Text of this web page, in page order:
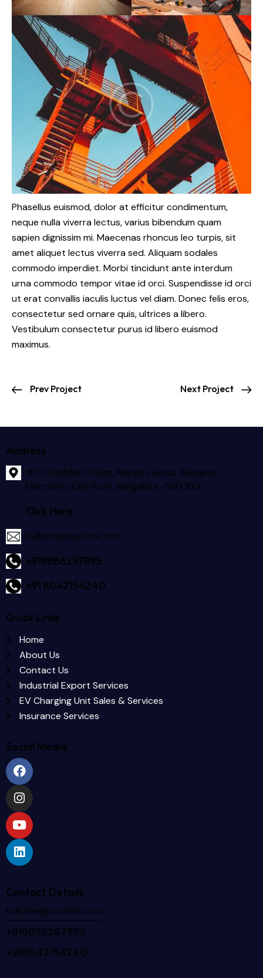
Phasellus euismod, dolor at efficitur condimentum,
neque nulla viverra lectus, varius bibendum quam
sapien dignissim mi. Maecenas rhoncus leo turpis, sit
amet aliquet lectus viverra sed. Aliquam sodales
commodo imperdiet. Morbi tincidunt ante interdum
urna commodo tempor vitae id orci. Suspendisse id orci
ut erat convallis iaculis luctus vel diam. Donec felis eros,
consectetur sed ornare quis, ultrices a libero.
Vestibulum consectetur purus id libero euismod
maximus.
Prev Project Next Project
Address
#30,2ndMain,2Floor, Maruti Layout, Basapur
Electronic City Post, Bangalore-560 100
Click Here
hullurbe@outlook.com
+919886297895
+91 8042154240
Quick Links
Home
About Us
Contact Us
Industrial Export Services
EV Charging Unit Sales & Services
Insurance Services
Social Media
Contact Details
hullurbe@outlook.com
+919886297895
+918042154240